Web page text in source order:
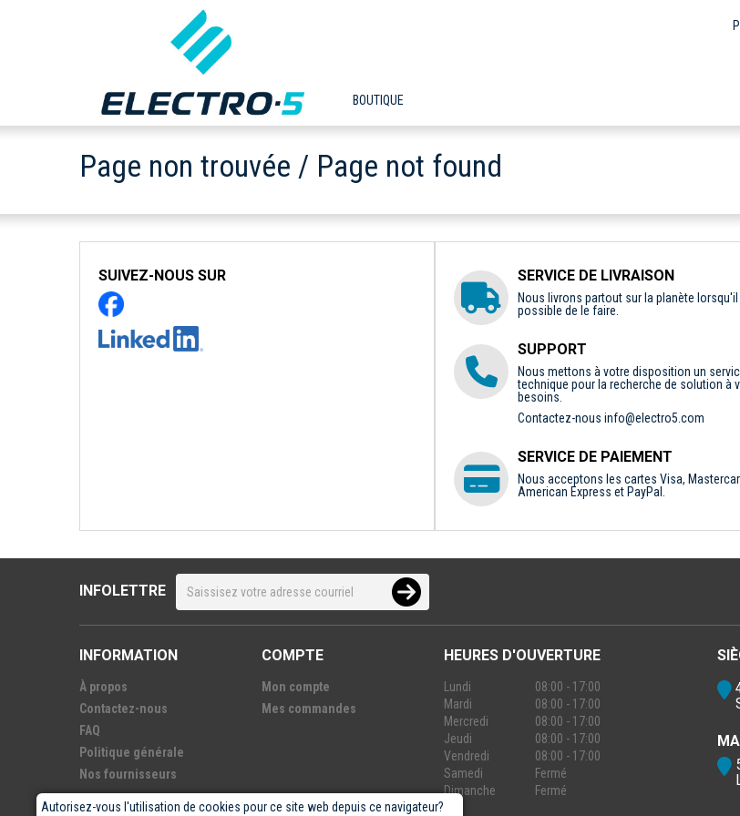
Autorisez-vous l'utilisation de cookies pour ce site web depuis ce navigateur?
BOUTIQUE
Page non trouvée / Page not found
SUIVEZ-NOUS SUR SERVICE DE LIVRAISON
Nous livrons partout sur la planète
possible de le faire.
SUPPORT
Nous mettons à votre disposition un
technique pour la recherche de solution à
besoins.
Contactez-nous info@electro5.com
SERVICE DE PAIEMENT
Nous acceptons les cartes Visa,
American Express et PayPal.
INFOLETTRE
INFORMATION
À propos
Contactez-nous
FAQ
Politique générale
Nos fournisseurs
COMPTE
Mon compte
Mes commandes
HEURES D'OUVERTURE
Lundi
08:00 - 17:00
Mardi
08:00 - 17:00
Mercredi
08:00 - 17:00
Jeudi
08:00 - 17:00
Vendredi
08:00 - 17:00
Samedi
Fermé
Dimanche
Fermé